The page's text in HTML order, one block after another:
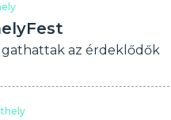
az érdeklődők